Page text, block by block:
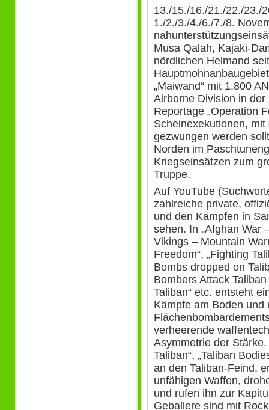
13./15./16./21./22./23./
1./2./3./4./6./7./8.
Musa Qalah, Kajaki-
nördlichen Helmand
„Maiwand“ mit 1.800
Airborne Division in
Reportage „Operation
Scheinexekutionen,
gezwungen werden
Norden im
Kriegseinsätzen zum
Truppe.
Auf YouTube
zahlreiche private,
und den Kämpfen in
sehen. In „Afghan War
Vikings – Mountain
Freedom“, „Fighting
Bombs dropped on
Bombers Attack
Taliban“ etc. entsteht
Kämpfe am Boden und
verheerende
Asymmetrie der Stärke.
Taliban“, „Taliban
an den Taliban-Feind,
unfähigen Waffen,
und rufen ihn zur
Geballere sind mit